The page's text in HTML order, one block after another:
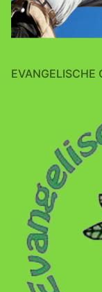
EVANGELISCHE